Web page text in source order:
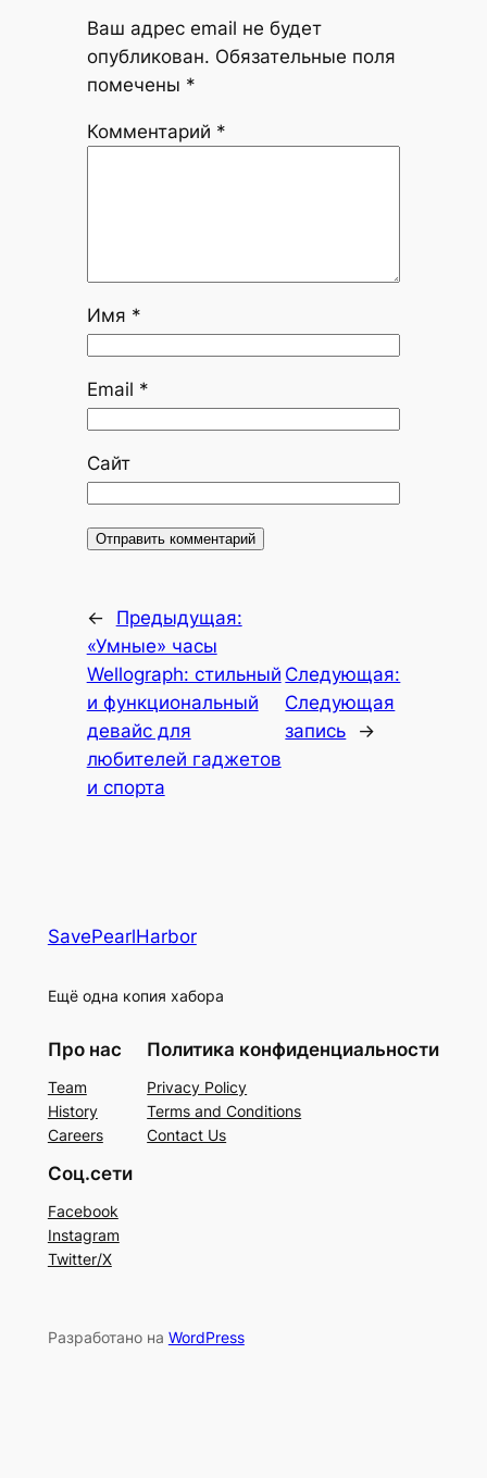
Ваш адрес email не будет
опубликован. Обязательные поля
помечены *
Комментарий *
Имя *
Email *
Сайт
←
Предыдущая:
«Умные» часы
Wellograph: стильный
и функциональный
девайс для
любителей гаджетов
и спорта
Следующая:
Следующая
запись
→
SavePearlHarbor
Ещё одна копия хабора
Про нас
Team
History
Careers
Политика конфиденциальности
Privacy Policy
Terms and Conditions
Contact Us
Соц.сети
Facebook
Instagram
Twitter/X
Разработано на WordPress